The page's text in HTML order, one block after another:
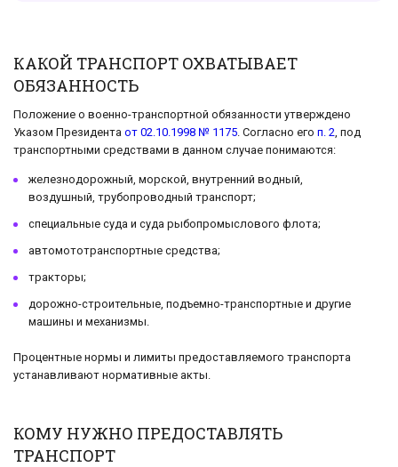
КАКОЙ ТРАНСПОРТ ОХВАТЫВАЕТ
ОБЯЗАННОСТЬ
Положение о военно-транспортной обязанности утверждено
Указом Президента от 02.10.1998 № 1175. Согласно его п. 2, под
транспортными средствами в данном случае понимаются:
железнодорожный, морской, внутренний водный,
воздушный, трубопроводный транспорт;
специальные суда и суда рыбопромыслового флота;
автомототранспортные средства;
тракторы;
дорожно-строительные, подъемно-транспортные и другие
машины и механизмы.
Процентные нормы и лимиты предоставляемого транспорта
устанавливают нормативные акты.
КОМУ НУЖНО ПРЕДОСТАВЛЯТЬ
ТРАНСПОРТ